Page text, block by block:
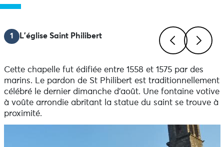
Previous
1 L'église Saint Philibert
Cette chapelle fut édifiée entre 1558 et 1575 par des
marins. Le pardon de St Philibert est traditionnellement
célébré le dernier dimanche d’août. Une fontaine votive
à voûte arrondie abritant la statue du saint se trouve à
proximité.